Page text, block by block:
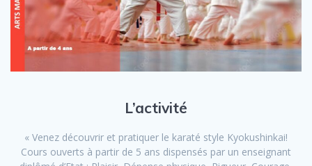
L’activité
« Venez découvrir et pratiquer le karaté style Kyokushinkai!
Cours ouverts à partir de 5 ans dispensés par un enseignant